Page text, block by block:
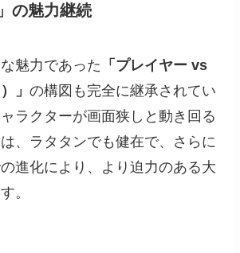
の魅力継続
魅力であった 「プレイヤー vs
」の構図も完全に継承されてい
ラクターが画面狭しと動き回る
は、ラタタンでも健在で、さらに
進化により、より迫力のある大
。